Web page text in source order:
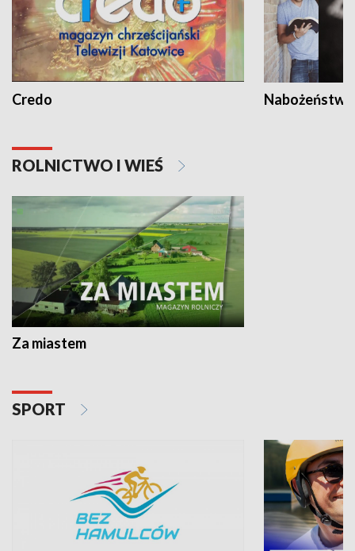
Credo
ROLNICTWO I WIEŚ
Za miastem
SPORT